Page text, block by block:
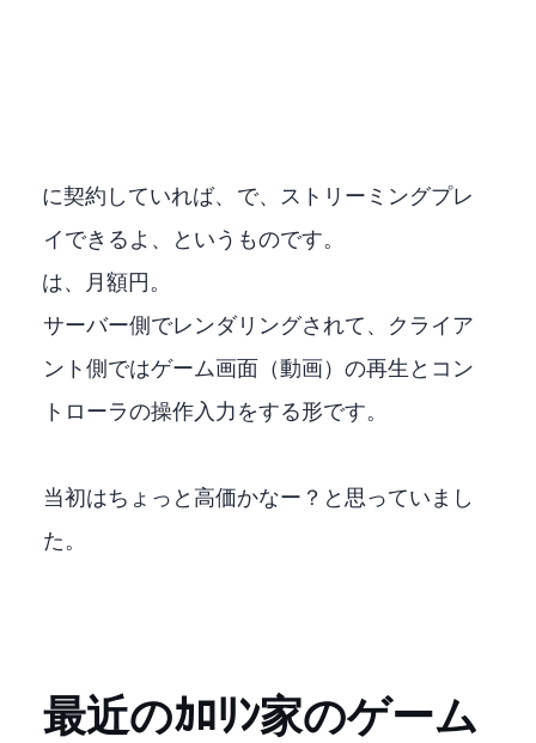
XBOX GAME PASS Ultimateに契約していれば、Fire TV Stick 4K MAXで、ストリーミングプレ
イできるよ、というものです。
XBOX GAME PASS Ultimateは、月額1,210円。
サーバー側でレンダリングされて、クライア
ント側ではゲーム画面（動画）の再生とコン
トローラの操作入力をする形です。
当初はちょっと高価かなー？と思っていまし
た。
最近のｶﾛﾘﾝ家のゲーム